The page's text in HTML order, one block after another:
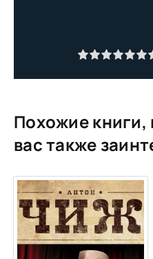
Похожие книги,
вас также